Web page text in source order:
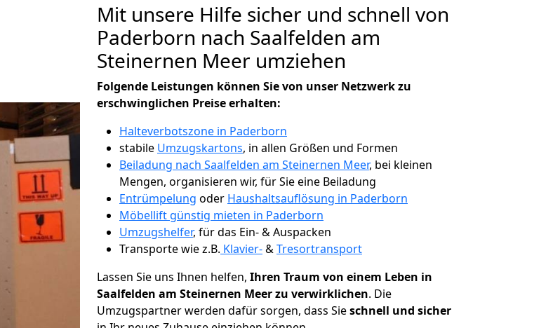
Mit unsere Hilfe sicher und schnell von
Paderborn nach Saalfelden am
Steinernen Meer umziehen
Folgende Leistungen können Sie von unser Netzwerk zu
erschwinglichen Preise erhalten:
Halteverbotszone in Paderborn
stabile Umzugskartons, in allen Größen und Formen
Beiladung nach Saalfelden am Steinernen Meer, bei kleinen
Mengen, organisieren wir, für Sie eine Beiladung
Entrümpelung oder Haushaltsauflösung in Paderborn
Möbellift günstig mieten in Paderborn
Umzugshelfer, für das Ein- & Auspacken
Transporte wie z.B. Klavier-&Tresortransport
Lassen Sie uns Ihnen helfen, Ihren Traum von einem Leben in
Saalfelden am Steinernen Meer zu verwirklichen. Die
Umzugspartner werden dafür sorgen, dass Sieschnell und sicher